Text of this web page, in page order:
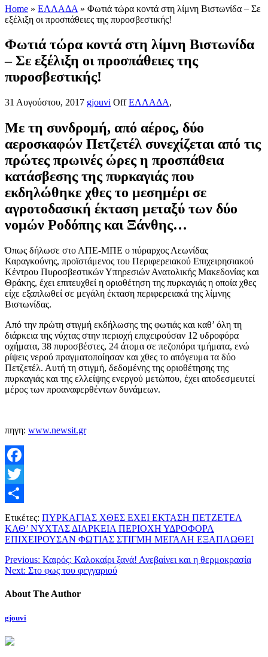
Home » ΕΛΛΑΔΑ » Φωτιά τώρα κοντά στη λίμνη Βιστωνίδα – Σε
εξέλιξη οι προσπάθειες της πυροσβεστικής!
Φωτιά τώρα κοντά στη λίμνη Βιστωνίδα
– Σε εξέλιξη οι προσπάθειες της
πυροσβεστικής!
31 Αυγούστου, 2017 gjouvi Off ΕΛΛΑΔΑ,
Με τη συνδρομή, από αέρος, δύο
αεροσκαφών Πετζετέλ συνεχίζεται από τις
πρώτες πρωινές ώρες η προσπάθεια
κατάσβεσης της πυρκαγιάς που
εκδηλώθηκε χθες το μεσημέρι σε
αγροτοδασική έκταση μεταξύ των δύο
νομών Ροδόπης και Ξάνθης…
Όπως δήλωσε στο ΑΠΕ-ΜΠΕ ο πύραρχος Λεωνίδας
Καραγκούνης, προϊστάμενος του Περιφερειακού Επιχειρησιακού
Κέντρου Πυροσβεστικών Υπηρεσιών Ανατολικής Μακεδονίας και
Θράκης, έχει επιτευχθεί η οριοθέτηση της πυρκαγιάς η οποία χθες
είχε εξαπλωθεί σε μεγάλη έκταση περιφερειακά της λίμνης
Βιστωνίδας.
Από την πρώτη στιγμή εκδήλωσης της φωτιάς και καθ’ όλη τη
διάρκεια της νύχτας στην περιοχή επιχειρούσαν 12 υδροφόρα
οχήματα, 38 πυροσβέστες, 24 άτομα σε πεζοπόρα τμήματα, ενώ
ρίψεις νερού πραγματοποίησαν και χθες το απόγευμα τα δύο
Πετζετέλ. Αυτή τη στιγμή, δεδομένης της οριοθέτησης της
πυρκαγιάς και της ελλείψης ενεργού μετώπου, έχει αποδεσμευτεί
μέρος των προαναφερθέντων δυνάμεων.
πηγη: www.newsit.gr
Facebook
Twitter
Μοιραστείτε
Ετικέτες: ΠΥΡΚΑΓΙΑΣ ΧΘΕΣ ΕΧΕΙ ΕΚΤΑΣΗ ΠΕΤΖΕΤΕΛ
ΚΑΘ’ ΝΥΧΤΑΣ ΔΙΑΡΚΕΙΑ ΠΕΡΙΟΧΗ ΥΔΡΟΦΟΡΑ
ΕΠΙΧΕΙΡΟΥΣΑΝ ΦΩΤΙΑΣ ΣΤΙΓΜΗ ΜΕΓΑΛΗ ΕΞΑΠΛΩΘΕΙ
Previous: Καιρός: Καλοκαίρι ξανά! Ανεβαίνει και η θερμοκρασία
Next: Στο φως του φεγγαριού
About The Author
gjouvi